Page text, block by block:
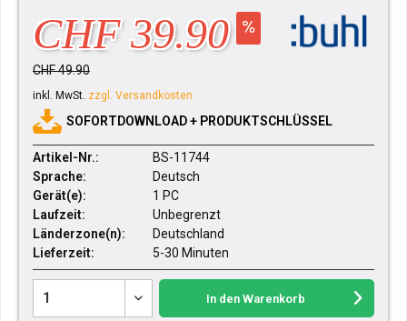
CHF 39.90
CHF 49.90
inkl. MwSt. zzgl. Versandkosten
SOFORTDOWNLOAD + PRODUKTSCHLÜSSEL
Artikel-Nr.:
BS-11744
Sprache:
Deutsch
Gerät(e):
1 PC
Laufzeit:
Unbegrenzt
Länderzone(n):
Deutschland
Lieferzeit:
5-30 Minuten
In den Warenkorb